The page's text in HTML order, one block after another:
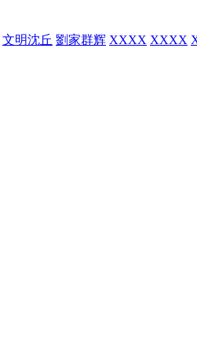
文明沈丘 劉家群辉 XXXX XXXX